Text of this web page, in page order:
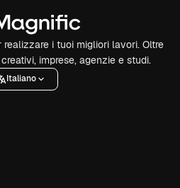
i tuoi migliori lavori. Oltre
imprese, agenzie e studi.
Italiano